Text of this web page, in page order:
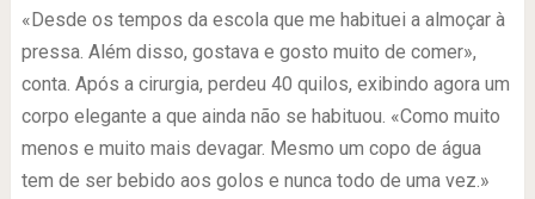
«Desde os tempos da escola que me habituei a almoçar à
pressa. Além disso, gostava e gosto muito de comer»,
conta. Após a cirurgia, perdeu 40 quilos, exibindo agora um
corpo elegante a que ainda não se habituou. «Como muito
menos e muito mais devagar. Mesmo um copo de água
tem de ser bebido aos golos e nunca todo de uma vez.»